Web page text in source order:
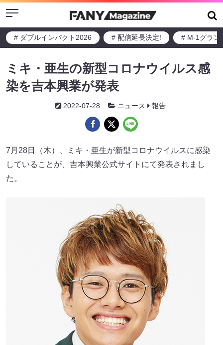
Menu
# ダブルインパクト2026 # 配信延長決定! # M-1グラン
ミキ・亜生の新型コロナウイルス感
染を吉本興業が発表
2022-07-28 ニュース 報告
7月28日（木）、ミキ・亜生が新型コロナウイルスに感染
していることが、吉本興業公式サイトにて発表されまし
た。